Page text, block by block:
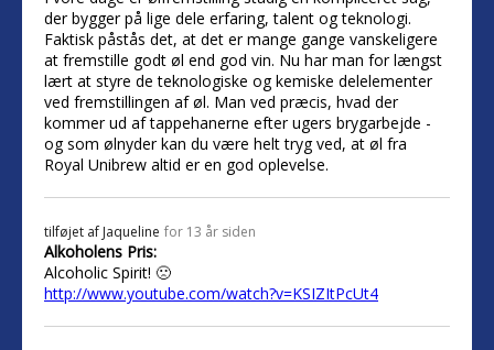
der bygger på lige dele erfaring, talent og teknologi.
Faktisk påstås det, at det er mange gange vanskeligere
at fremstille godt øl end god vin. Nu har man for længst
lært at styre de teknologiske og kemiske delelementer
ved fremstillingen af øl. Man ved præcis, hvad der
kommer ud af tappehanerne efter ugers brygarbejde -
og som ølnyder kan du være helt tryg ved, at øl fra
Royal Unibrew altid er en god oplevelse.
tilføjet af Jaqueline for 13 år siden
Alkoholens Pris:
Alcoholic Spirit! 🙁
http://www.youtube.com/watch?v=KSIZItPcUt4